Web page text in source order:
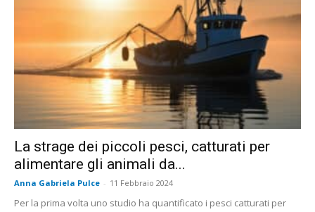
La strage dei piccoli pesci, catturati per
alimentare gli animali da...
Anna Gabriela Pulce - 11 Febbraio 2024
Per la prima volta uno studio ha quantificato i pesci catturati per